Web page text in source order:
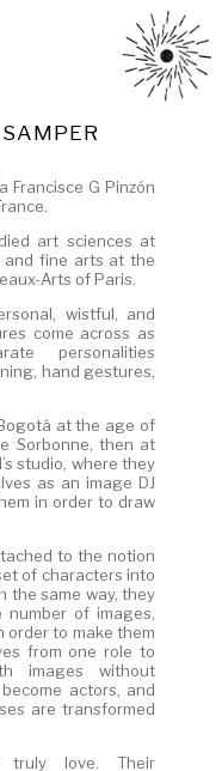
Francisce G Pinzón
art sciences at
and fine arts at the
Arts of Paris.
wistful, and
come across as
personalities
hand gestures,
at the age of
Sorbonne, then at
studio, where they
as an image DJ
in order to draw
to the notion
of characters into
the same way, they
of images,
order to make them
from one role to
images without
actors, and
are transformed
truly love. Their